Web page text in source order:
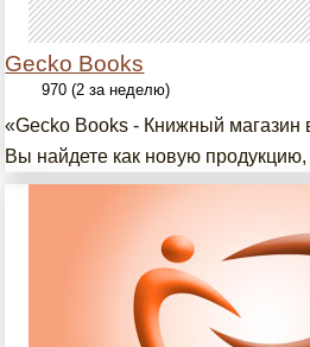
Gecko Books
970 (2 за неделю)
«Gecko Books - Книжный магазин
Вы найдете как новую продукцию,